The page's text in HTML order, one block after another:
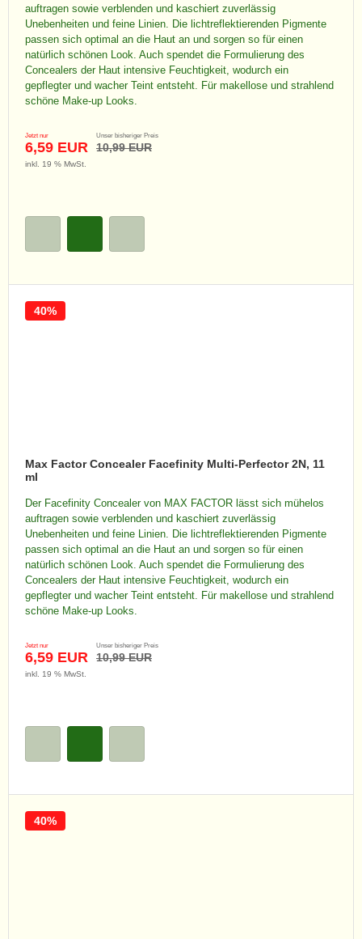
auftragen sowie verblenden und kaschiert zuverlässig
Unebenheiten und feine Linien. Die lichtreflektierenden Pigmente
passen sich optimal an die Haut an und sorgen so für einen
natürlich schönen Look. Auch spendet die Formulierung des
Concealers der Haut intensive Feuchtigkeit, wodurch ein
gepflegter und wacher Teint entsteht. Für makellose und strahlend
schöne Make-up Looks.
Jetzt nur
6,59 EUR
Unser bisheriger Preis
10,99 EUR
inkl. 19 % MwSt.
Max Factor Concealer Facefinity Multi-Perfector 2N, 11
ml
Der Facefinity Concealer von MAX FACTOR lässt sich mühelos
auftragen sowie verblenden und kaschiert zuverlässig
Unebenheiten und feine Linien. Die lichtreflektierenden Pigmente
passen sich optimal an die Haut an und sorgen so für einen
natürlich schönen Look. Auch spendet die Formulierung des
Concealers der Haut intensive Feuchtigkeit, wodurch ein
gepflegter und wacher Teint entsteht. Für makellose und strahlend
schöne Make-up Looks.
Jetzt nur
6,59 EUR
Unser bisheriger Preis
10,99 EUR
40%
inkl. 19 % MwSt.
40%